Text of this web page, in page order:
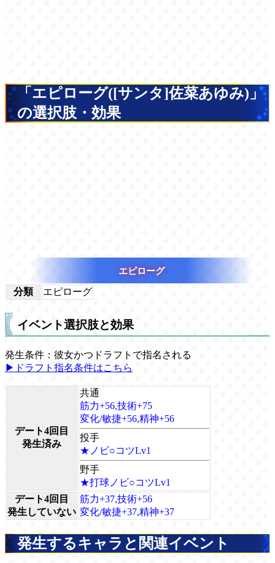
「エピローグ([サンタ]佐菜あゆみ)」
の選択肢・効果
エピローグ
分類 エピローグ
イベント選択肢と効果
発生条件：彼女かつドラフトで指名される
▶ドラフト指名条件はこちら
デート4回目
発生済み
共通
筋力+56,技術+75
変化/敏捷+56,精神+56
投手
★ノビ○コツLv1
野手
★打球ノビ○コツLv1
デート4回目
発生していない
筋力+37,技術+56
変化/敏捷+37,精神+37
発生するキャラと関連イベント